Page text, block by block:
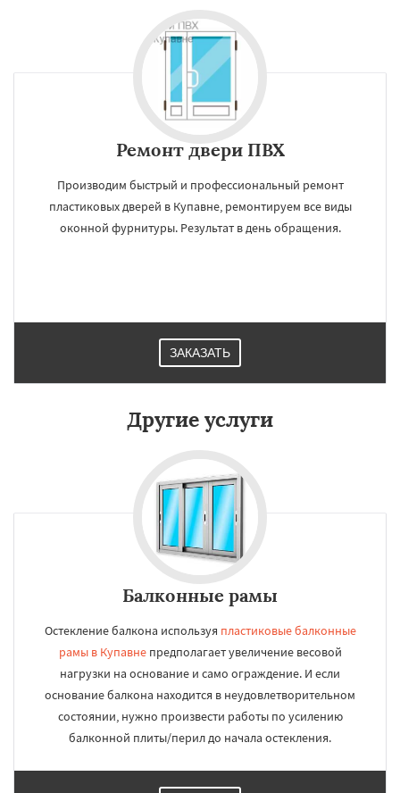
Ремонт двери ПВХ
Производим быстрый и профессиональный ремонт
пластиковых дверей в Купавне, ремонтируем все виды
оконной фурнитуры. Результат в день обращения.
ЗАКАЗАТЬ
Другие услуги
Балконные рамы
Остекление балкона используя пластиковые балконные
рамы в Купавнепредполагает увеличение весовой
нагрузки на основание и само ограждение. И если
основание балкона находится в неудовлетворительном
состоянии, нужно произвести работы по усилению
балконной плиты/перил до начала остекления.